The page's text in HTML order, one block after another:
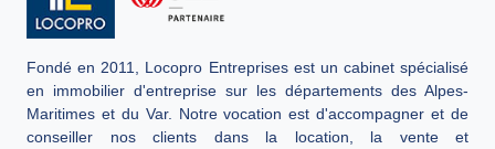
Fondé en 2011, Locopro Entreprises est un cabinet spécialisé
en immobilier d'entreprise sur les départements des Alpes-
Maritimes et du Var. Notre vocation est d'accompagner et de
conseiller nos clients dans la location, la vente et